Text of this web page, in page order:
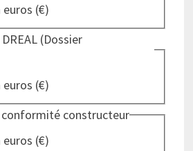
(€)
contrôle gaz en euros, valeur
(Dossier
(€)
dossier DREAL en euros, valeur
constructeur
(€)